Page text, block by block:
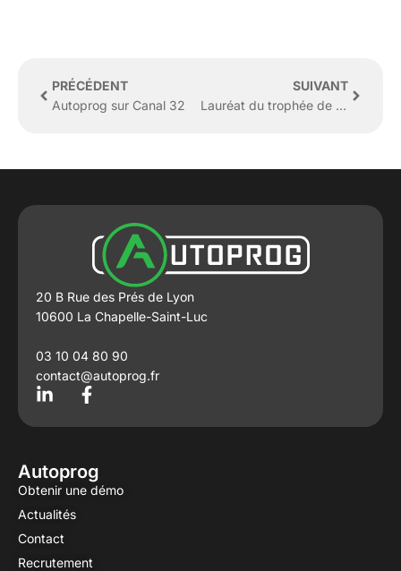
Précédent
PRÉCÉDENT
Autoprog sur Canal 32
SUIVANT
Lauréat du trophée de l’Innovation des PME de l’Aube
Suivant
20 B Rue des Prés de Lyon
10600 La Chapelle-Saint-Luc
03 10 04 80 90
contact@autoprog.fr
L
n
e
d
i
n
-
i
F
c
b
o
o
f
Autoprog
Obtenir une démo
Actualités
Contact
Recrutement